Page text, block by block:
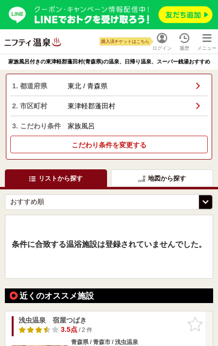
ログイン
購入済チケットはこちら
履歴 メニュー
家族風呂付きの東津軽郡蓬田村(青森県)の温泉、日帰り温泉、スーパー銭湯おすすめ
1. 都道府県 東北 / 青森県
2. 市区町村 東津軽郡蓬田村
3. こだわり条件 家族風呂
こだわり条件を変更する
リストから探す 地図から探す
条件に合致する温浴施設は登録されていませんでした。
近くのオススメ施設
お気に入
りに追加
浅虫温泉 宿屋つばき
3.5点/ 2 件
青森県 / 青森市 / 浅虫温泉